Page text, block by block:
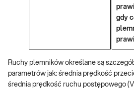
gdy
Ruchy plemników określane są
parametrów jak: średnia prędkość
średnia prędkość ruchu postępowego